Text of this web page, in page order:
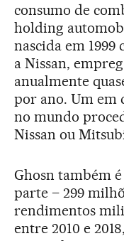
consumo de
holding
nascida em 1999
a Nissan,
anualmente
por ano. Um em
no mundo
Nissan ou
Ghosn também
parte – 299
rendimentos
entre 2010 e